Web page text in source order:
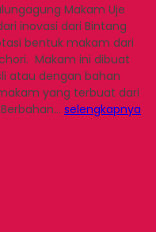
Makam Uje
inovasi dari Bintang
bentuk makam dari
Makam ini dibuat
atau dengan bahan
yang terbuat dari
selengkapnya